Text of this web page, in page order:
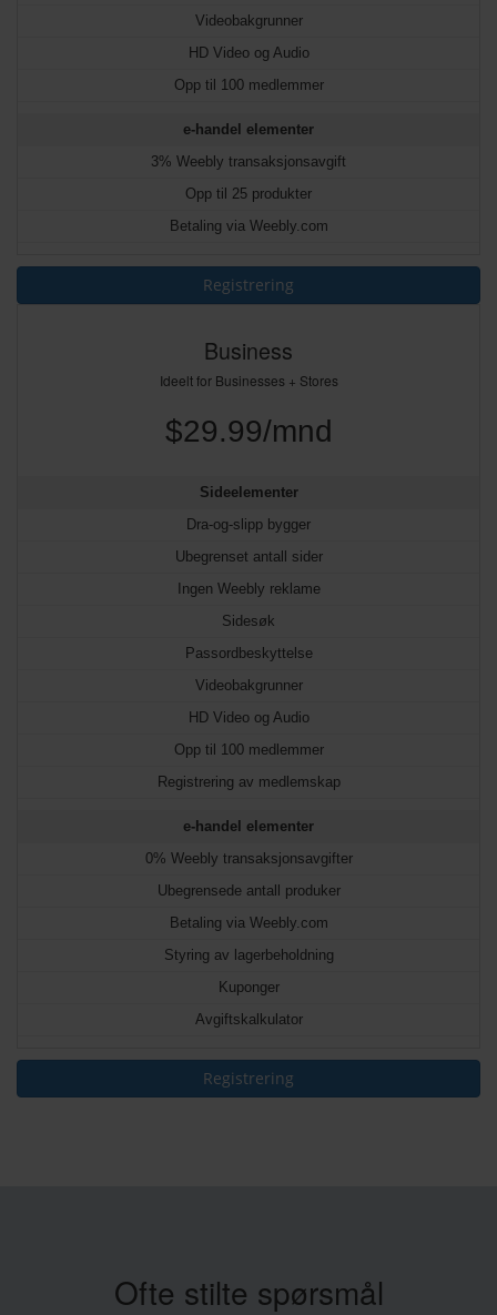
Videobakgrunner
HD Video og Audio
Opp til 100 medlemmer
e-handel elementer
3% Weebly transaksjonsavgift
Opp til 25 produkter
Betaling via Weebly.com
Registrering
Business
Ideelt for Businesses + Stores
$29.99/mnd
Sideelementer
Dra-og-slipp bygger
Ubegrenset antall sider
Ingen Weebly reklame
Sidesøk
Passordbeskyttelse
Videobakgrunner
HD Video og Audio
Opp til 100 medlemmer
Registrering av medlemskap
e-handel elementer
0% Weebly transaksjonsavgifter
Ubegrensede antall produker
Betaling via Weebly.com
Styring av lagerbeholdning
Kuponger
Avgiftskalkulator
Registrering
Ofte stilte spørsmål